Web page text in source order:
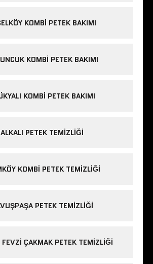
KOMBI PETEK BAKIMI
KOMBI PETEK BAKIMI
KOMBI PETEK BAKIMI
PETEK TEMIZLIĞI
KOMBI PETEK TEMIZLIĞI
PETEK TEMIZLIĞI
FEVZI ÇAKMAK PETEK TEMIZLIĞI